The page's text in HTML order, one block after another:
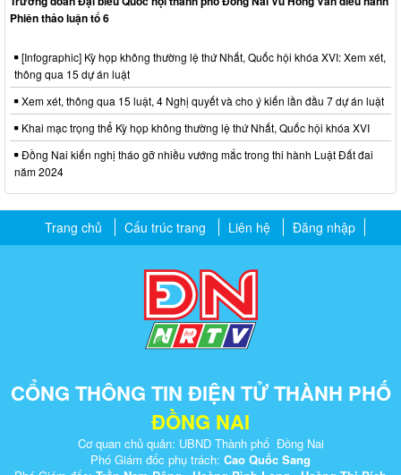
Phiên thảo luận tổ 6
[Infographic] Kỳ họp không thường lệ thứ Nhất, Quốc hội khóa XVI: Xem xét,
thông qua 15 dự án luật
Xem xét, thông qua 15 luật, 4 Nghị quyết và cho ý kiến lần đầu 7 dự án luật
Khai mạc trọng thể Kỳ họp không thường lệ thứ Nhất, Quốc hội khóa XVI
Đồng Nai kiến nghị tháo gỡ nhiều vướng mắc trong thi hành Luật Đất đai
năm 2024
Trang chủ Cấu trúc trang Liên hệ Đăng nhập
CỔNG THÔNG TIN ĐIỆN TỬ THÀNH PHỐ
ĐỒNG NAI
Cơ quan chủ quản: UBND Thành phố Đồng Nai
Phó Giám đốc phụ trách: Cao Quốc Sang